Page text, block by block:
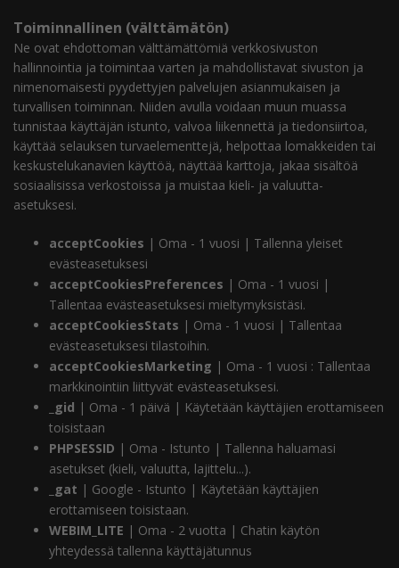
Toiminnallinen (välttämätön)
Ne ovat ehdottoman välttämättömiä verkkosivuston
hallinnointia ja toimintaa varten ja mahdollistavat sivuston ja
nimenomaisesti pyydettyjen palvelujen asianmukaisen ja
turvallisen toiminnan. Niiden avulla voidaan muun muassa
tunnistaa käyttäjän istunto, valvoa liikennettä ja tiedonsiirtoa,
käyttää selauksen turvaelementtejä, helpottaa lomakkeiden tai
keskustelukanavien käyttöä, näyttää karttoja, jakaa sisältöä
sosiaalisissa verkostoissa ja muistaa kieli- ja valuutta-
asetuksesi.
acceptCookies | Oma - 1 vuosi | Tallenna yleiset
evästeasetuksesi
acceptCookiesPreferences | Oma - 1 vuosi |
Tallentaa evästeasetuksesi mieltymyksistäsi.
acceptCookiesStats | Oma - 1 vuosi | Tallentaa
evästeasetuksesi tilastoihin.
acceptCookiesMarketing | Oma - 1 vuosi : Tallentaa
markkinointiin liittyvät evästeasetuksesi.
_gid | Oma - 1 päivä | Käytetään käyttäjien erottamiseen
toisistaan
PHPSESSID | Oma - Istunto | Tallenna haluamasi
asetukset (kieli, valuutta, lajittelu...).
_gat | Google - Istunto | Käytetään käyttäjien
erottamiseen toisistaan.
WEBIM_LITE | Oma - 2 vuotta | Chatin käytön
yhteydessä tallenna käyttäjätunnus